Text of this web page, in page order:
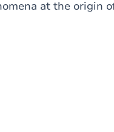
at the origin